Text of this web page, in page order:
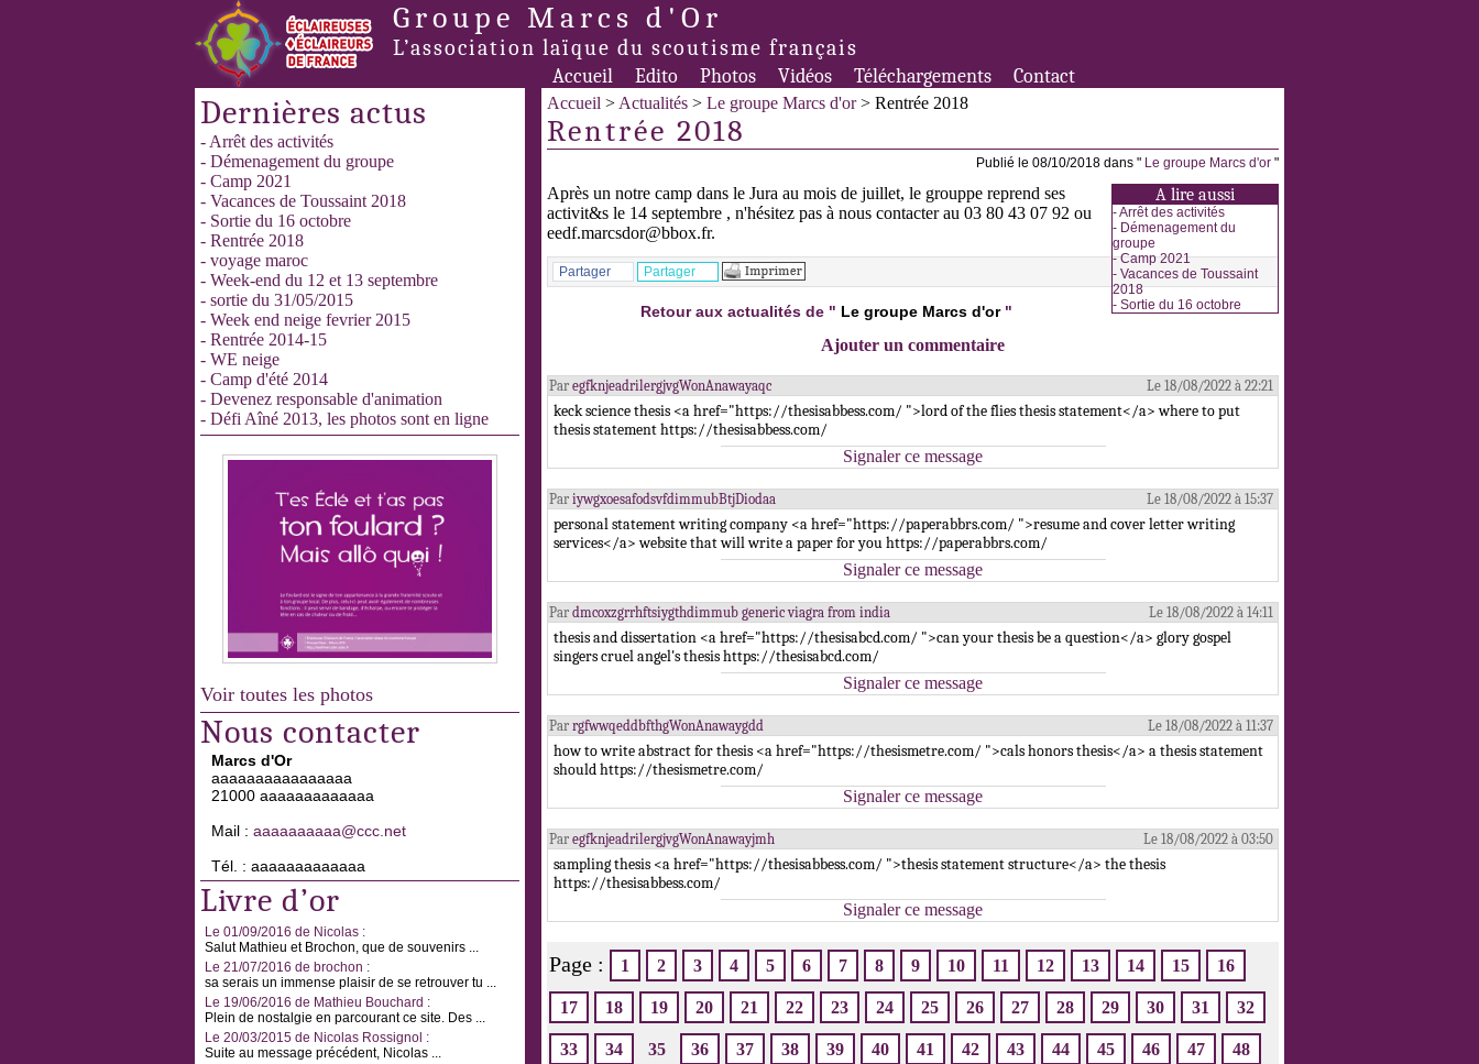
Groupe Marcs d'Or
L’association laïque du scoutisme français
Accueil Edito Photos Vidéos Téléchargements Contact
Dernières actus
- Arrêt des activités
- Démenagement du groupe
- Camp 2021
- Vacances de Toussaint 2018
- Sortie du 16 octobre
- Rentrée 2018
- voyage maroc
- Week-end du 12 et 13 septembre
- sortie du 31/05/2015
- Week end neige fevrier 2015
- Rentrée 2014-15
- WE neige
- Camp d'été 2014
- Devenez responsable d'animation
- Défi Aîné 2013, les photos sont en ligne
Voir toutes les photos
Nous contacter
Marcs d'Or
aaaaaaaaaaaaaaaa
21000 aaaaaaaaaaaaa
Mail : aaaaaaaaaa@ccc.net
Tél. : aaaaaaaaaaaaa
Livre d’or
Le 01/09/2016 de Nicolas :
Salut Mathieu et Brochon, que de souvenirs ...
Le 21/07/2016 de brochon :
sa serais un immense plaisir de se retrouver tu ...
Le 19/06/2016 de Mathieu Bouchard :
Plein de nostalgie en parcourant ce site. Des ...
Le 20/03/2015 de Nicolas Rossignol :
Suite au message précédent, Nicolas ...
Accueil > Actualités > Le groupe Marcs d'or> Rentrée 2018
Rentrée 2018
Publié le 08/10/2018 dans " Le groupe Marcs d'or "
A lire aussi
-Arrêt des activités
- Démenagement du
groupe
-Camp 2021
- Vacances de Toussaint
2018
- Sortie du 16 octobre
Après un notre camp dans le Jura au mois de juillet, le grouppe reprend ses
activit&s le 14 septembre , n'hésitez pas à nous contacter au 03 80 43 07 92 ou
eedf.marcsdor@bbox.fr.
Partager Partager
Retour aux actualités de " Le groupe Marcs d'or"
Ajouter un commentaire
Par egfknjeadrilergjvgWonAnawayaqc Le 18/08/2022 à 22:21
keck science thesis <a href="https://thesisabbess.com/ ">lord of the flies thesis statement</a> where to put
thesis statement https://thesisabbess.com/
Signaler ce message
Par iywgxoesafodsvfdimmubBtjDiodaa Le 18/08/2022 à 15:37
personal statement writing company <a href="https://paperabbrs.com/ ">resume and cover letter writing
services</a> website that will write a paper for you https://paperabbrs.com/
Signaler ce message
Par dmcoxzgrrhftsiygthdimmub generic viagra from india Le 18/08/2022 à 14:11
thesis and dissertation <a href="https://thesisabcd.com/ ">can your thesis be a question</a> glory gospel
singers cruel angel's thesis https://thesisabcd.com/
Signaler ce message
Par rgfwwqeddbfthgWonAnawaygdd Le 18/08/2022 à 11:37
how to write abstract for thesis <a href="https://thesismetre.com/ ">cals honors thesis</a> a thesis statement
should https://thesismetre.com/
Signaler ce message
Par egfknjeadrilergjvgWonAnawayjmh Le 18/08/2022 à 03:50
sampling thesis <a href="https://thesisabbess.com/ ">thesis statement structure</a> the thesis
https://thesisabbess.com/
Signaler ce message
Page : 1 2 3 4 5 6 7 8 9 10 11 12 13 14 15 16
17 18 19 20 21 22 23 24 25 26 27 28 29 30 31 32
33 34 35 36 37 38 39 40 41 42 43 44 45 46 47 48